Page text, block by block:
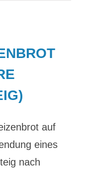
auf
eines
nach